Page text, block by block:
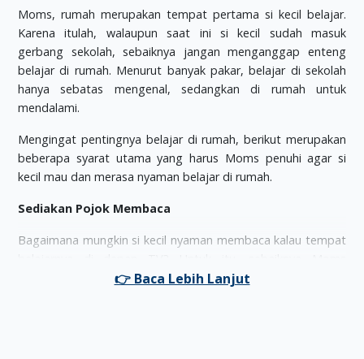
Moms, rumah merupakan tempat pertama si kecil belajar.
Karena itulah, walaupun saat ini si kecil sudah masuk
gerbang sekolah, sebaiknya jangan menganggap enteng
belajar di rumah. Menurut banyak pakar, belajar di sekolah
hanya sebatas mengenal, sedangkan di rumah untuk
mendalami.
Mengingat pentingnya belajar di rumah, berikut merupakan
beberapa syarat utama yang harus Moms penuhi agar si
kecil mau dan merasa nyaman belajar di rumah.
Sediakan Pojok Membaca
Bagaimana mungkin si kecil nyaman membaca kalau tempat
sediakan pojok membaca di dalam rumah, bisa dalam